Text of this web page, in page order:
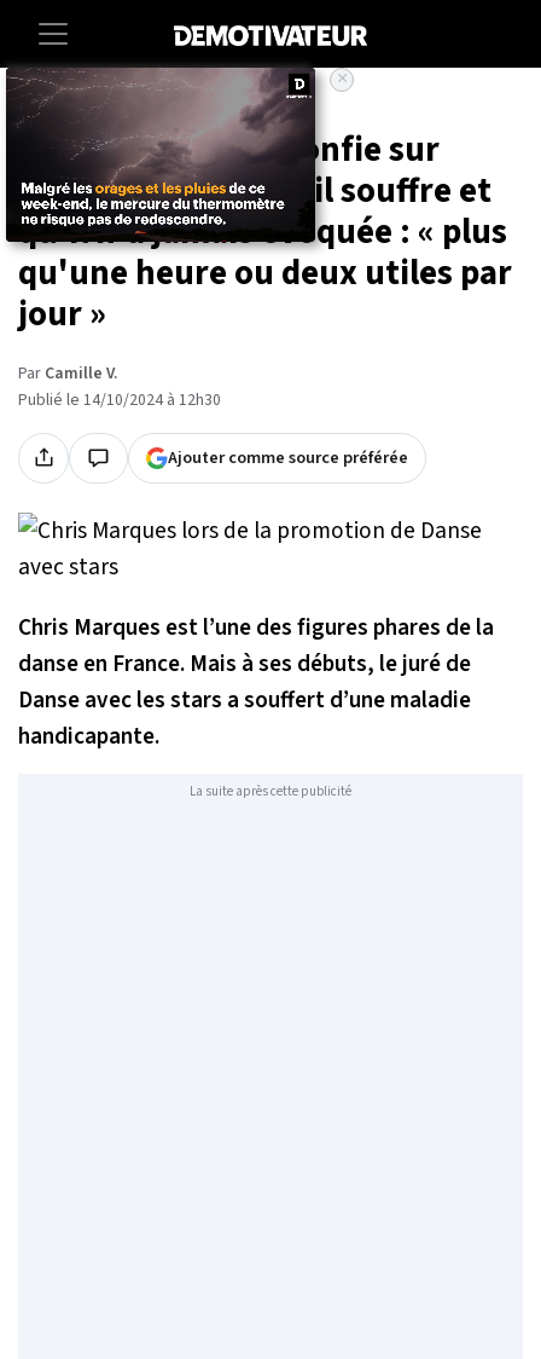
Accueil Entertainment Tele
Chris Marques se confie sur
cette maladie dont il souffre et
qu'il n'a jamais évoquée : « plus
qu'une heure ou deux utiles par
jour »
Par Camille V.
Publié le 14/10/2024 à 12h30
Ajouter comme source préférée
Chris Marques est l’une des figures phares de la
danse en France. Mais à ses débuts, le juré de
Danse avec les stars a souffert d’une maladie
handicapante.
La suite après cette publicité
×